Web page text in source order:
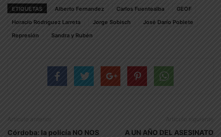
ETIQUETAS Alberto Fernandez Carlos Fuentealba
GEOF
Horacio Rodríguez Larreta
Jorge Sobisch
José Darío Poblete
Represión
Sandra y Rubén
Artículo anterior
Córdoba: la policía NO NOS
Artículo siguiente
A UN AÑO DEL ASESINATO